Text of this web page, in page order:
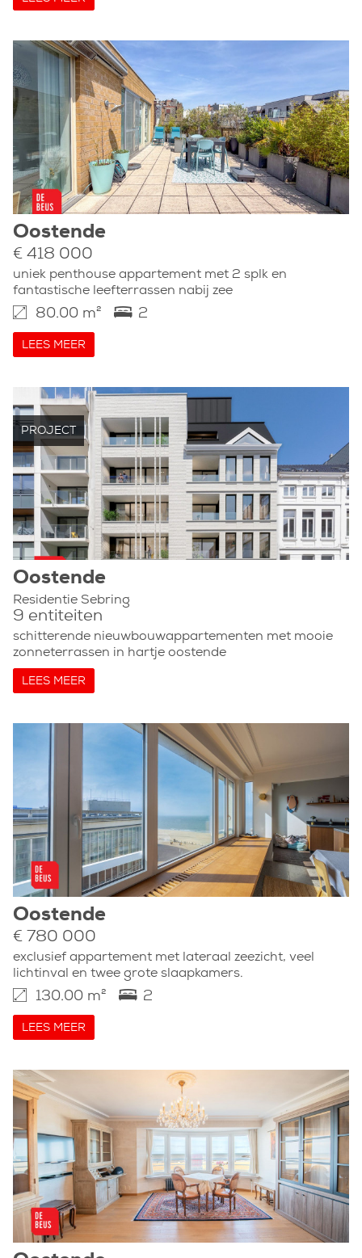
Oostende
€ 418 000
uniek penthouse appartement met 2 splk en
fantastische leefterrassen nabij zee
80.00 m² 2
LEES MEER
PROJECT
Oostende
Residentie Sebring
9 entiteiten
schitterende nieuwbouwappartementen met mooie
zonneterrassen in hartje oostende
LEES MEER
Oostende
€ 780 000
exclusief appartement met lateraal zeezicht, veel
lichtinval en twee grote slaapkamers.
130.00 m² 2
LEES MEER